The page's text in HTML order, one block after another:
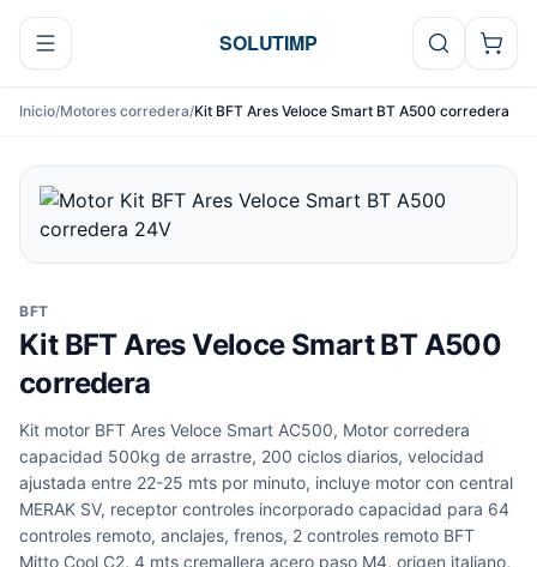
Ir al contenido
SOLUTIMP
Inicio/Motores corredera/Kit BFT Ares Veloce Smart BT A500 corredera
BFT
Kit BFT Ares Veloce Smart BT A500
corredera
Kit motor BFT Ares Veloce Smart AC500, Motor corredera
capacidad 500kg de arrastre, 200 ciclos diarios, velocidad
ajustada entre 22-25 mts por minuto, incluye motor con central
MERAK SV, receptor controles incorporado capacidad para 64
controles remoto, anclajes, frenos, 2 controles remoto BFT
Mitto Cool C2, 4 mts cremallera acero paso M4, origen italiano,